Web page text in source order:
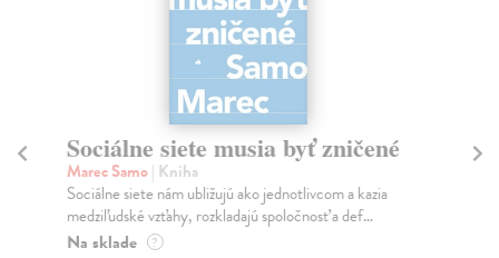
Sociálne siete musia byť zničené
Marec Samo| Kniha
Sociálne siete nám ubližujú ako jednotlivcom a kazia
medziľudské vzťahy, rozkladajú spoločnosť a def...
Na sklade ?